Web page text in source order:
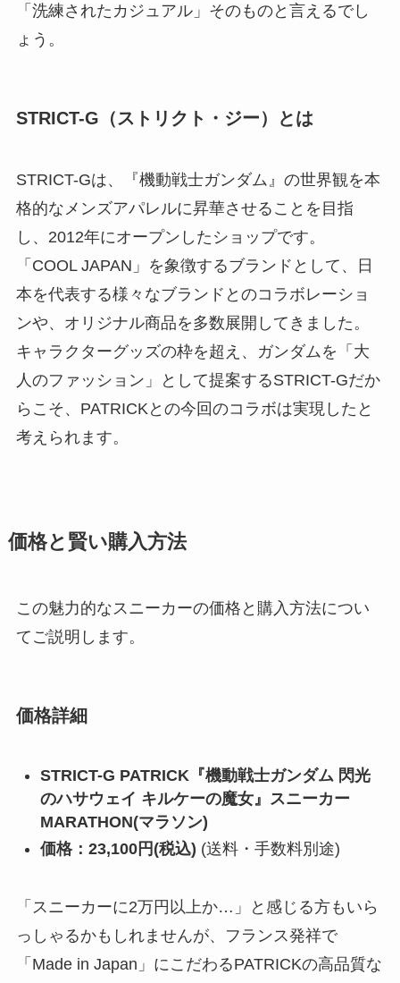
「洗練されたカジュアル」そのものと言えるでし
ょう。
STRICT-G（ストリクト・ジー）とは
STRICT-Gは、『機動戦士ガンダム』の世界観を本
格的なメンズアパレルに昇華させることを目指
し、2012年にオープンしたショップです。
「COOL JAPAN」を象徴するブランドとして、日
本を代表する様々なブランドとのコラボレーショ
ンや、オリジナル商品を多数展開してきました。
キャラクターグッズの枠を超え、ガンダムを「大
人のファッション」として提案するSTRICT-Gだか
らこそ、PATRICKとの今回のコラボは実現したと
考えられます。
価格と賢い購入方法
この魅力的なスニーカーの価格と購入方法につい
てご説明します。
価格詳細
STRICT-G PATRICK『機動戦士ガンダム 閃光
のハサウェイ キルケーの魔女』スニーカー
MARATHON(マラソン)
価格：23,100円(税込) (送料・手数料別途)
「スニーカーに2万円以上か…」と感じる方もいら
っしゃるかもしれませんが、フランス発祥で
「Made in Japan」にこだわるPATRICKの高品質な